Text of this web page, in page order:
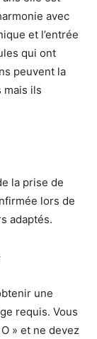
avec
et l’entrée
qui ont
peuvent la
mais ils
la prise de
lors de
adaptés.
une
requis. Vous
» et ne devez